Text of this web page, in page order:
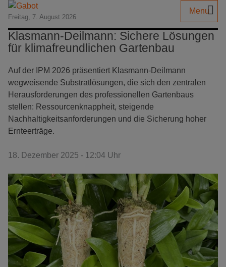
Freitag, 7. August 2026
Menu
Klasmann-Deilmann: Sichere Lösungen
für klimafreundlichen Gartenbau
Auf der IPM 2026 präsentiert Klasmann-Deilmann
wegweisende Substratlösungen, die sich den zentralen
Herausforderungen des professionellen Gartenbaus
stellen: Ressourcenknappheit, steigende
Nachhaltigkeitsanforderungen und die Sicherung hoher
Ernteerträge.
18. Dezember 2025 - 12:04 Uhr